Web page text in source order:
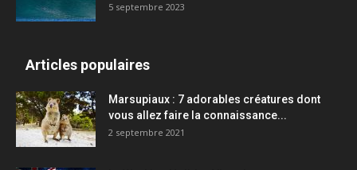
5 septembre 2023
Articles populaires
Marsupiaux : 7 adorables créatures dont
vous allez faire la connaissance...
2 septembre 2021